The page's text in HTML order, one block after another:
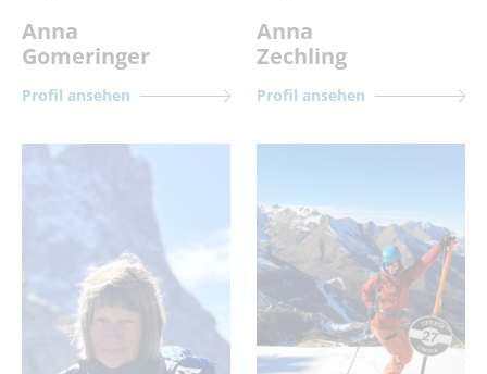
Anna
Gomeringer
Profil ansehen
Anna
Zechling
Profil ansehen